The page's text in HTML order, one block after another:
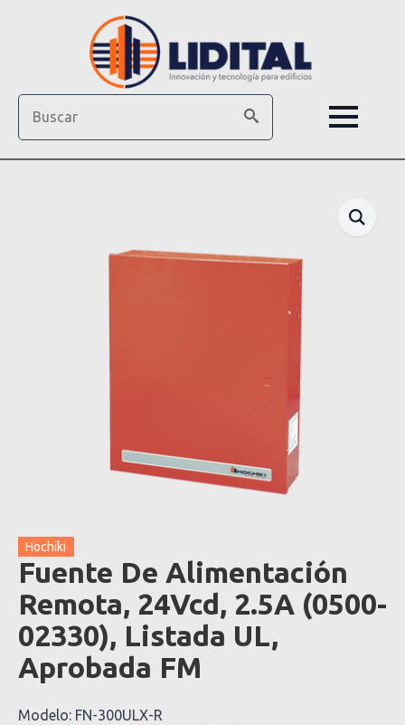
Hochiki
Fuente De Alimentación
Remota, 24Vcd, 2.5A (0500-
02330), Listada UL,
Aprobada FM
Modelo: FN-300ULX-R